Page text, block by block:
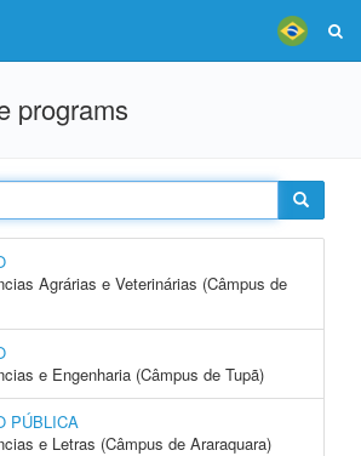
programs
Agrárias e Veterinárias (Câmpus de
e Engenharia (Câmpus de Tupã)
PÚBLICA
e Letras (Câmpus de Araraquara)